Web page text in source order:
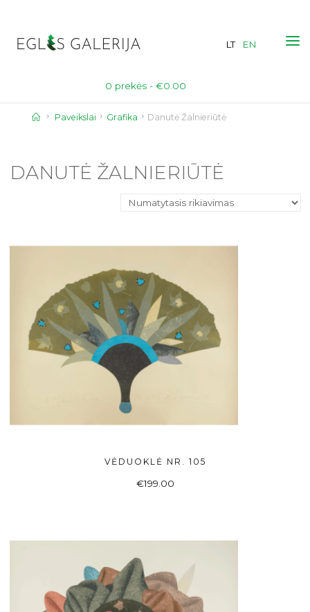
content
0 prekės - €0.00
LT EN
Home
Paveikslai Grafika Danutė Žalnieriūtė
DANUTĖ ŽALNIERIŪTĖ
Į KREPŠELĮ
VĖDUOKLĖ NR. 105
€199.00